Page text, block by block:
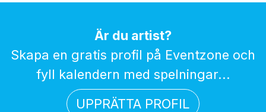
Är du artist?
Skapa en gratis profil på Eventzone och
fyll kalendern med spelningar...
UPPRÄTTA PROFIL